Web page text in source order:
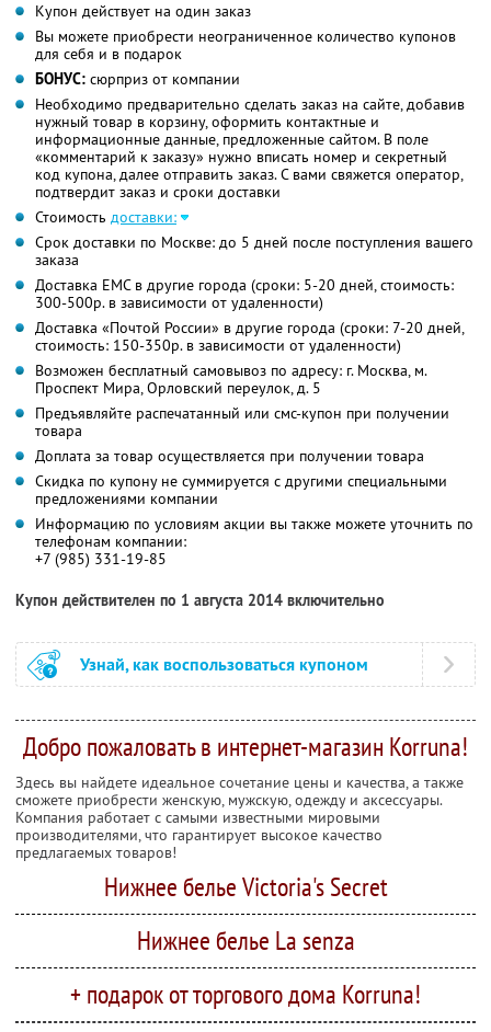
Купон действует на один заказ
Вы можете приобрести неограниченное количество купонов
для себя и в подарок
БОНУС: сюрприз от компании
Необходимо предварительно сделать заказ на сайте, добавив
нужный товар в корзину, оформить контактные и
информационные данные, предложенные сайтом. В поле
«комментарий к заказу» нужно вписать номер и секретный
код купона, далее отправить заказ. С вами свяжется оператор,
подтвердит заказ и сроки доставки
Стоимость доставки:
Срок доставки по Москве: до 5 дней после поступления вашего
заказа
Доставка ЕМС в другие города (сроки: 5-20 дней, стоимость:
300-500р. в зависимости от удаленности)
Доставка «Почтой России» в другие города (сроки: 7-20 дней,
стоимость: 150-350р. в зависимости от удаленности)
Возможен бесплатный самовывоз по адресу: г. Москва, м.
Проспект Мира, Орловский переулок, д. 5
Предъявляйте распечатанный или смс-купон при получении
товара
Доплата за товар осуществляется при получении товара
Скидка по купону не суммируется с другими специальными
предложениями компании
Информацию по условиям акции вы также можете уточнить по
телефонам компании:
+7 (985) 331-19-85
Купон действителен по 1 августа 2014 включительно
Узнай, как воспользоваться купоном
Добро пожаловать в интернет-магазин Korruna!
Здесь вы найдете идеальное сочетание цены и качества, а также
сможете приобрести женскую, мужскую, одежду и аксессуары.
Компания работает с самыми известными мировыми
производителями, что гарантирует высокое качество
предлагаемых товаров!
Нижнее белье Victoria's Secret
Нижнее белье La senza
+ подарок от торгового дома Korruna!